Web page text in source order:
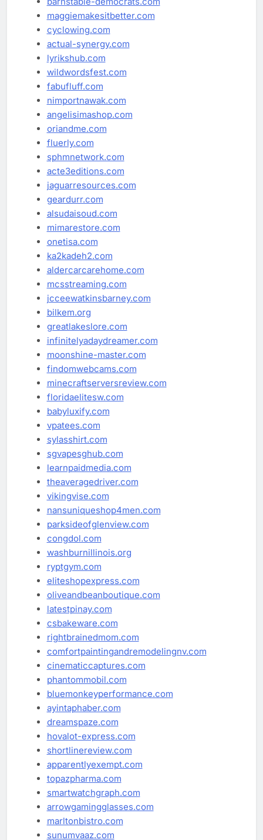
maggiemakesitbetter.com
cyclowing.com
actual-synergy.com
lyrikshub.com
wildwordsfest.com
fabufluff.com
nimportnawak.com
angelisimashop.com
oriandme.com
fluerly.com
sphmnetwork.com
acte3editions.com
jaguarresources.com
geardurr.com
alsudaisoud.com
mimarestore.com
onetisa.com
ka2kadeh2.com
aldercarcarehome.com
mcsstreaming.com
jcceewatkinsbarney.com
bilkem.org
greatlakeslore.com
infinitelyadaydreamer.com
moonshine-master.com
findomwebcams.com
minecraftserversreview.com
floridaelitesw.com
babyluxify.com
vpatees.com
sylasshirt.com
sgvapesghub.com
learnpaidmedia.com
theaveragedriver.com
vikingvise.com
nansuniqueshop4men.com
parksideofglenview.com
congdol.com
washburnillinois.org
ryptgym.com
eliteshopexpress.com
oliveandbeanboutique.com
latestpinay.com
csbakeware.com
rightbrainedmom.com
comfortpaintingandremodelingnv.com
cinematiccaptures.com
phantommobil.com
bluemonkeyperformance.com
ayintaphaber.com
dreamspaze.com
hovalot-express.com
shortlinereview.com
apparentlyexempt.com
topazpharma.com
smartwatchgraph.com
arrowgamingglasses.com
marltonbistro.com
sunumvaaz.com